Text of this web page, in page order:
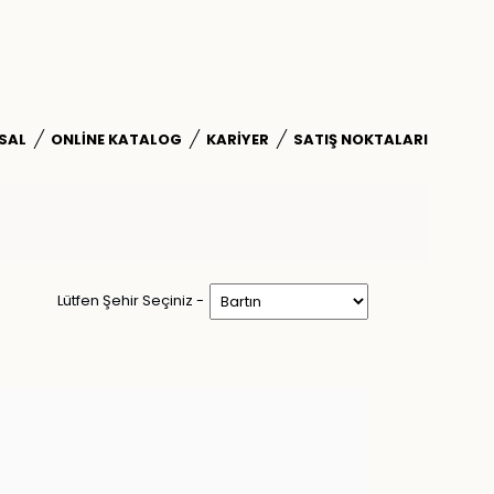
ONLINE KATALOG KARIYER SATIŞ NOKTALARI
Lütfen Şehir Seçiniz -